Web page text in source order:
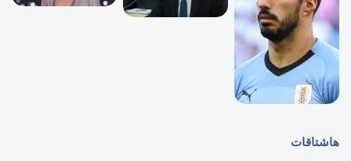
هاشتاقات